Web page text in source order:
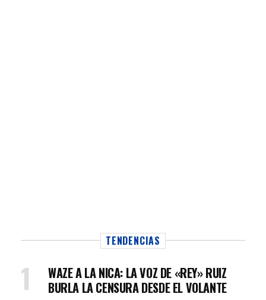
TENDENCIAS
WAZE A LA NICA: LA VOZ DE «REY» RUIZ
BURLA LA CENSURA DESDE EL VOLANTE